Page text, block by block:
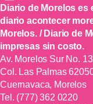
Diario de Morelos es
diario acontecer
Morelos. / Diario de
impresas sin costo.
Av. Morelos Sur No.
Col. Las Palmas
Cuernavaca, Morelos
Tel. (777) 362 0220